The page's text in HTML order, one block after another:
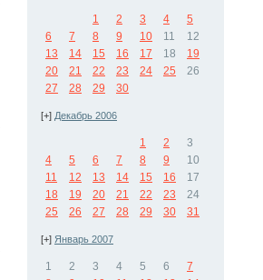
1 2 3 4
5
6
7 8 9 10 11
12
13
14 15 16 17 18
19
20
21 22 23 24 25
26
27
28 29 30
[+] Декабрь 2006
1 2
3
4
5 6 7 8 9
10
11
12 13 14 15 16
17
18
19 20 21 22 23
24
25
26 27 28 29 30 31
[+] Январь 2007
1 2 3 4 5 6
7